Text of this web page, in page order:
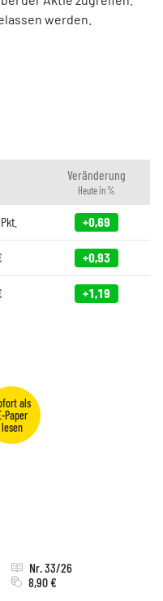
werden.
Veränderung
Heute in %
+0,69
+0,93
+1,19
Nr. 33/26
8,90 €